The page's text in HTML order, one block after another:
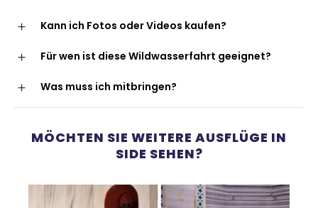
Kann ich Fotos oder Videos kaufen?
Für wen ist diese Wildwasserfahrt geeignet?
Was muss ich mitbringen?
MÖCHTEN SIE WEITERE AUSFLÜGE IN
SIDE SEHEN?